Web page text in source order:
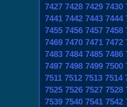
7427 7428 7429 7430
7441 7442 7443 7444
7455 7456 7457 7458
7469 7470 7471 7472
7483 7484 7485 7486
7497 7498 7499 7500
7511 7512 7513 7514
7525 7526 7527 7528
7539 7540 7541 7542